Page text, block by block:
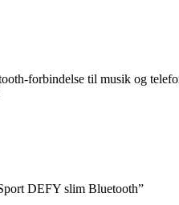
forbindelse til musik og
DEFY slim Bluetooth”